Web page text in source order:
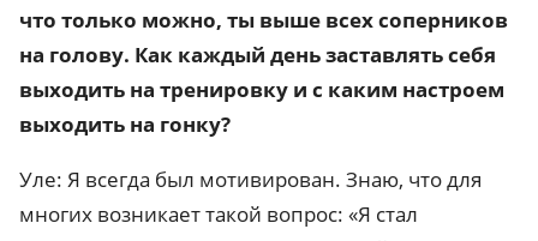
что только можно, ты выше всех соперников
на голову. Как каждый день заставлять себя
выходить на тренировку и с каким настроем
выходить на гонку?
Уле: Я всегда был мотивирован. Знаю, что для
многих возникает такой вопрос: «Я стал